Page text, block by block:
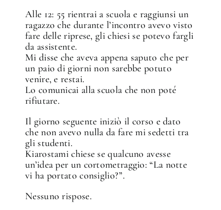
Alle 12: 55 rientrai a scuola e raggiunsi un
ragazzo che durante l’incontro avevo visto
fare delle riprese, gli chiesi se potevo fargli
da assistente.
Mi disse che aveva appena saputo che per
un paio di giorni non sarebbe potuto
venire, e restai.
Lo comunicai alla scuola che non poté
rifiutare.
Il giorno seguente iniziò il corso e dato
che non avevo nulla da fare mi sedetti tra
gli studenti.
Kiarostami chiese se qualcuno avesse
un’idea per un cortometraggio: “La notte
vi ha portato consiglio?”.
Nessuno rispose.